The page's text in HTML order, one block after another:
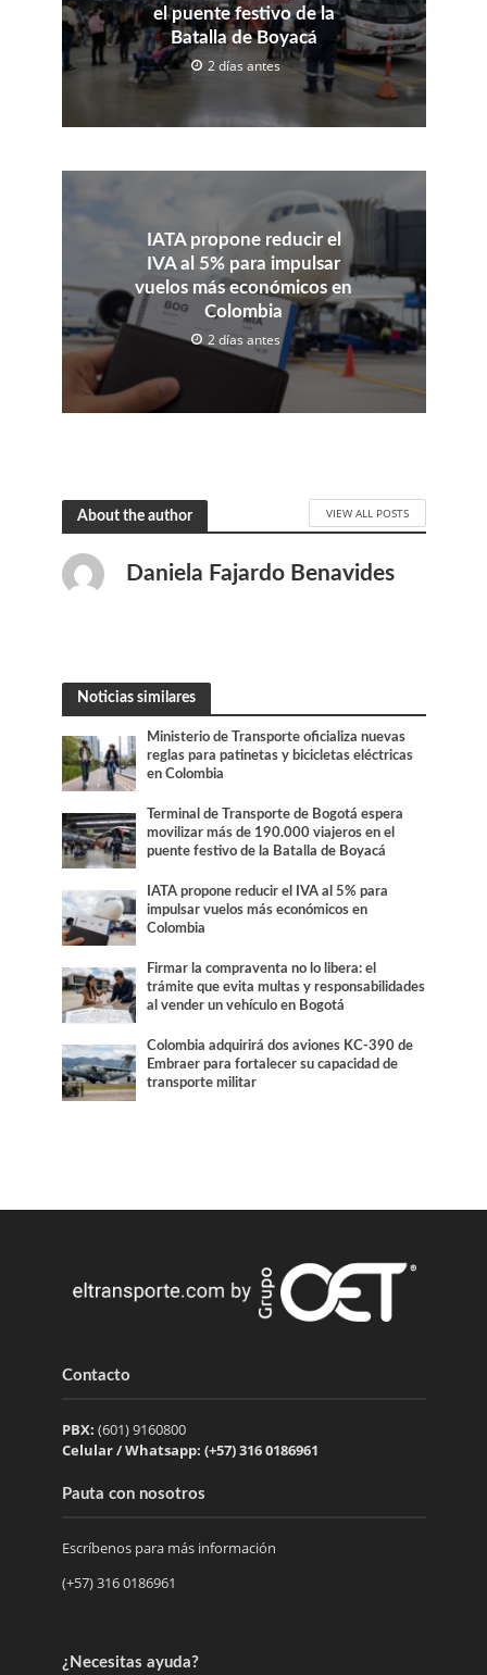
el puente festivo de la
Batalla de Boyacá
2 días antes
IATA propone reducir el
IVA al 5% para impulsar
vuelos más económicos en
Colombia
2 días antes
About the author VIEW ALL POSTS
Daniela Fajardo Benavides
Noticias similares
Ministerio de Transporte oficializa nuevas
reglas para patinetas y bicicletas eléctricas
en Colombia
Terminal de Transporte de Bogotá espera
movilizar más de 190.000 viajeros en el
puente festivo de la Batalla de Boyacá
IATA propone reducir el IVA al 5% para
impulsar vuelos más económicos en
Colombia
Firmar la compraventa no lo libera: el
trámite que evita multas y responsabilidades
al vender un vehículo en Bogotá
Colombia adquirirá dos aviones KC-390 de
Embraer para fortalecer su capacidad de
transporte militar
Contacto
PBX: (601) 9160800
Celular / Whatsapp: (+57) 316 0186961
Pauta con nosotros
Escríbenos para más información
(+57) 316 0186961
¿Necesitas ayuda?